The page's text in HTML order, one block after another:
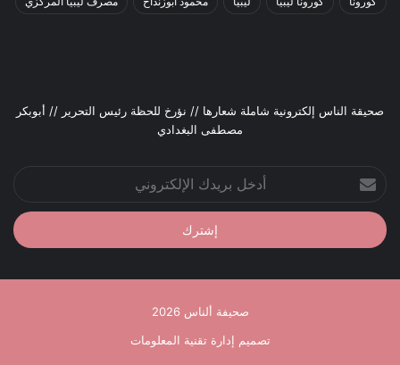
صحيقة الناس إلكترونية شاملة شعارها // نؤرخ للحظة رئيس التحرير // أبوبكر
مصطفى البغدادي
أدخل
بريدك
الإلكتروني
صحيفة ألناس 2026
تصميم إدارة تقنية المعلومات